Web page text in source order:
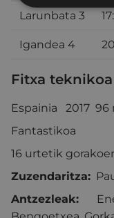
Larunbata 3
Igandea 4
Fitxa teknikoa
Espainia 2017 96
Fantastikoa
16 urtetik
Zuzendaritza:
Antzezleak: